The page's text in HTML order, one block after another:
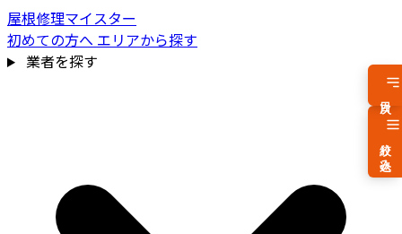
屋根修理マイスター
初めての方へ エリアから探す
業者を探す
費用相場を見る
絞り込み